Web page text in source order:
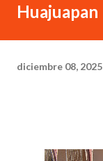
Huajuapan
diciembre 08, 2025